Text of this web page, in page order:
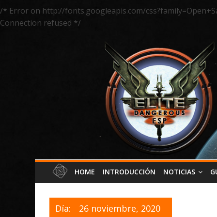
/* Error on http://fonts.googleapis.com/
Connection refused */
HOME INTRODUCCIÓN NOTICIAS
Día: 26 noviembre, 2020